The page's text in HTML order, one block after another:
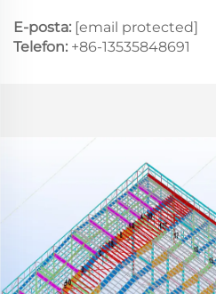
E-posta: [email protected]
Telefon: +86-13535848691